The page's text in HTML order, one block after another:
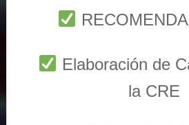
Elaboración de
la CRE